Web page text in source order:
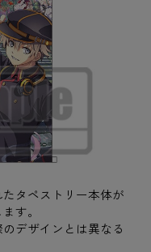
タペストリー本体が
す。
デザインとは異なる